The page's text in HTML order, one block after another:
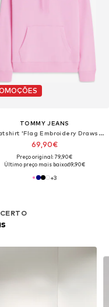
TOMMY JEANS
Sweatshirt 'Flag Embroidery Drawstring'
69,90€
Preço original: 79,90€
Último preço mais baixo:69,90€
+3